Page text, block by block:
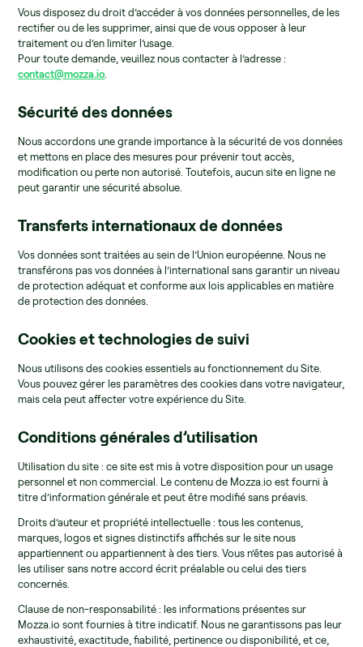
Vous disposez du droit d’accéder à vos données personnelles, de les
rectifier ou de les supprimer, ainsi que de vous opposer à leur
traitement ou d’en limiter l’usage.
Pour toute demande, veuillez nous contacter à l’adresse :
contact@mozza.io
Sécurité des données
Nous accordons une grande importance à la sécurité de vos données
et mettons en place des mesures pour prévenir tout accès,
modification ou perte non autorisé. Toutefois, aucun site en ligne ne
peut garantir une sécurité absolue.
Transferts internationaux de données
Vos données sont traitées au sein de l’Union européenne. Nous ne
transférons pas vos données à l’international sans garantir un niveau
de protection adéquat et conforme aux lois applicables en matière
de protection des données.
Cookies et technologies de suivi
Nous utilisons des cookies essentiels au fonctionnement du Site.
Vous pouvez gérer les paramètres des cookies dans votre navigateur,
mais cela peut affecter votre expérience du Site.
Conditions générales d’utilisation
Utilisation du site : ce site est mis à votre disposition pour un usage
personnel et non commercial. Le contenu de Mozza.io est fourni à
titre d’information générale et peut être modifié sans préavis.
Droits d’auteur et propriété intellectuelle : tous les contenus,
marques, logos et signes distinctifs affichés sur le site nous
appartiennent ou appartiennent à des tiers. Vous n’êtes pas autorisé à
les utiliser sans notre accord écrit préalable ou celui des tiers
concernés.
Clause de non-responsabilité : les informations présentes sur
Mozza.io sont fournies à titre indicatif. Nous ne garantissons pas leur
exhaustivité, exactitude, fiabilité, pertinence ou disponibilité, et ce,